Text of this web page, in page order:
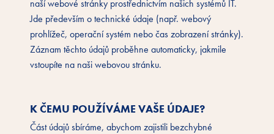
naší webové stránky prostřednictvím našich systémů IT.
Jde především o technické údaje (např. webový
prohlížeč, operační systém nebo čas zobrazení stránky).
Záznam těchto údajů proběhne automaticky, jakmile
vstoupíte na naši webovou stránku.
K ČEMU POUŽÍVÁME VAŠE ÚDAJE?
Část údajů sbíráme, abychom zajistili bezchybné